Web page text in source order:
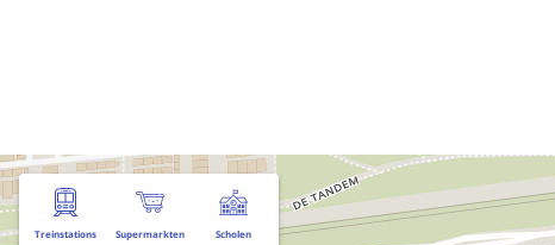
Treinstations Supermarkten Scholen